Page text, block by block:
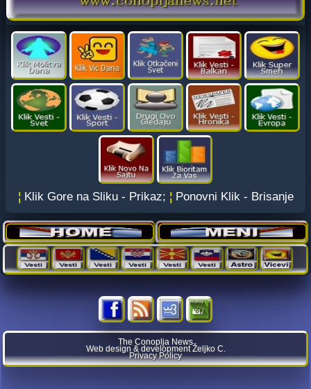
¦ Klik Gore na Sliku - Prikaz; ¦ Ponovni Klik - Brisanje